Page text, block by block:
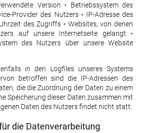
Version • Betriebssystem des
Provider des Nutzers • IP-Adresse des
des Zugriffs • Websites, von denen
auf unsere Internetseite gelangt •
des Nutzers über unsere Website
in den Logfiles unseres Systems
betroffen sind die IP-Adressen des
die die Zuordnung der Daten zu einem
Speicherung dieser Daten zusammen mit
Daten des Nutzers findet nicht statt.
die Datenverarbeitung